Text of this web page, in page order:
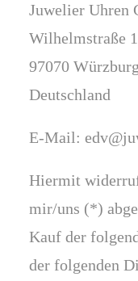
Juwelier Uhren
Wilhelmstraße 1
97070 Würzburg
Deutschland
E-Mail:
Hiermit
mir/uns (*)
Kauf der
der folgenden